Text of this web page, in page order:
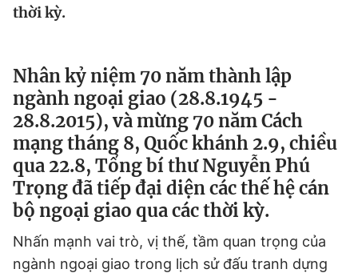
Sản phẩm khác
Thông tin tòa soạn Liên hệ quảng cáo
Đọc Thanh Niên trên điện thoại
thời kỳ.
Nhân kỷ niệm 70 năm thành lập
ngành ngoại giao (28.8.1945 -
28.8.2015), và mừng 70 năm Cách
mạng tháng 8, Quốc khánh 2.9, chiều
qua 22.8, Tổng bí thư Nguyễn Phú
Trọng đã tiếp đại diện các thế hệ cán
bộ ngoại giao qua các thời kỳ.
Nhấn mạnh vai trò, vị thế, tầm quan trọng của
ngành ngoại giao trong lịch sử đấu tranh dựng